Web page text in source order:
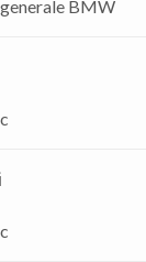
BMW